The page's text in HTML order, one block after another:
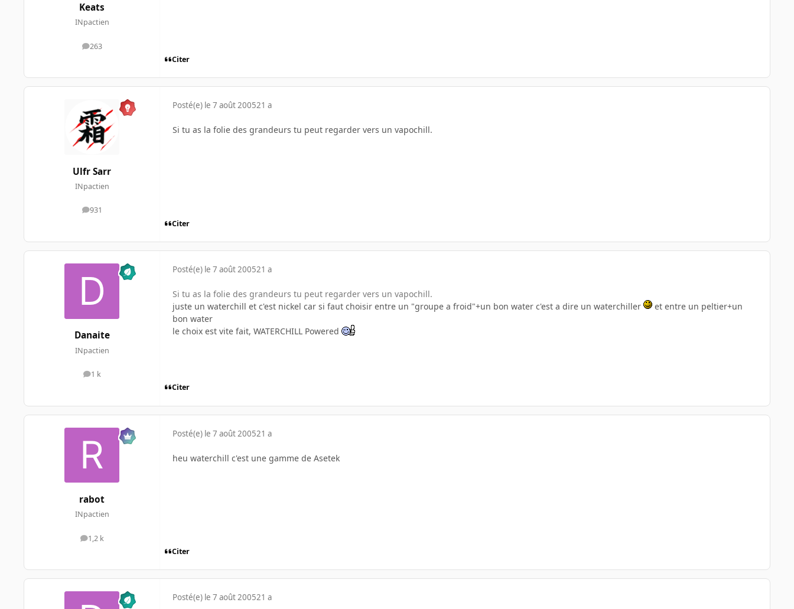
Keats
INpactien
263
messages
Citer
Ulfr Sarr
INpactien
931
messages
Posté(e) le 7 août 200521 a
Si tu as la folie des grandeurs tu peut regarder vers un vapochill.
Citer
Danaite
INpactien
1 k
messages
Posté(e) le 7 août 200521 a
Si tu as la folie des grandeurs tu peut regarder vers un vapochill.
juste un waterchill et c'est nickel car si faut choisir entre un "groupe a froid"+un bon water c'est a dire un waterchiller
et entre un peltier+un
bon water
le choix est vite fait, WATERCHILL Powered
Citer
rabot
INpactien
1,2 k
messages
Posté(e) le 7 août 200521 a
heu waterchill c'est une gamme de Asetek
Citer
Posté(e) le 7 août 200521 a